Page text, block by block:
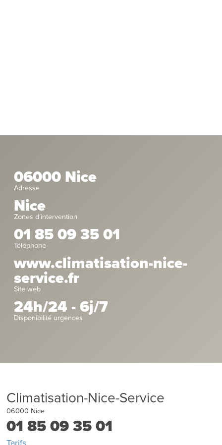
06000 Nice
Adresse
Nice
Zones d’intervention
01 85 09 35 01
Téléphone
www.climatisation-nice-
service.fr
Site web
24h/24 - 6j/7
Disponibilité urgences
Climatisation-Nice-Service
06000 Nice
01 85 09 35 01